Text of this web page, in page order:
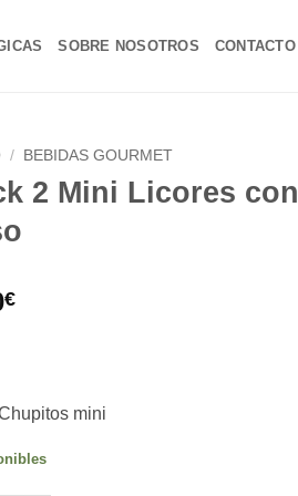
SOBRE NOSOTROS CONTACTO
/ BEBIDAS GOURMET
2 Mini Licores con
€
mini